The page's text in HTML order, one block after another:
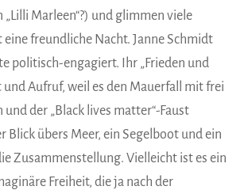
Marleen“?) und glimmen viele
eine freundliche Nacht. Janne Schmidt
politisch-engagiert. Ihr „Frieden und
und Aufruf, weil es den Mauerfall mit frei
der „Black lives matter“-Faust
Blick übers Meer, ein Segelboot und ein
Zusammenstellung. Vielleicht ist es ein
Freiheit, die ja nach der